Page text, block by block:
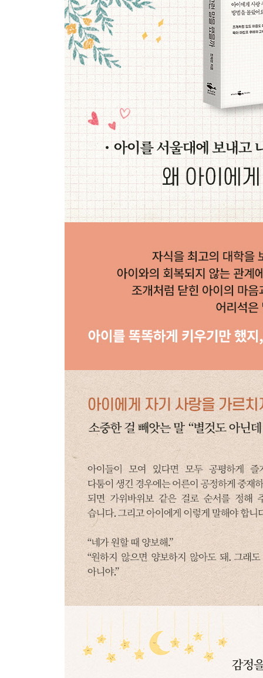
CHAPTER 3
아이가 무례하다고 착각했습니다
호전적으로 만드는 말
“넌 예의도 몰라? 부모가 우스워?”
존중받는 경험을 선물해주세요
대화 단절을 만드는 말
“그러지 말았어야 해”
편안한 질문을 해주세요
강제로 입을 여는 말
“모르긴 뭘 몰라?”
스스로 말할 때까지 기다려주세요
반대로 되는 말을 많이 했습니다
자존감을 저격하는 말
“그것 봐, 내가 뭐랬어?”
과거 말고 미래 지향적인 말을 해주세요
“다 널 위해서 그랬어”
부모도 미숙한 존재라는 걸 인정하세요
식욕을 떨어트리는 잔소리
“몸에 좋은 채소를 왜 안 먹니?”
채소를 강권하지 말아야 채소를 먹습니다
굴욕감을 느끼게 하는 말
“그냥 시키는 대로 해라”
왜 규칙을 따라야 하는지 이해시켜주세요
CHAPTER 5
두려움 속에 살도록 가르쳤습니다
버리겠다고 겁주는 말
“엄마 혼자 간다”
불안한 겁쟁이로 만들지 마세요
삶을 무서워하게 만드는 말
“이러면 인생 망친다”
위축시키는 말
“세상은 무서워”